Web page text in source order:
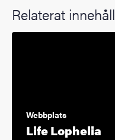
Relaterat innehåll
Webbplats
Life Lophelia